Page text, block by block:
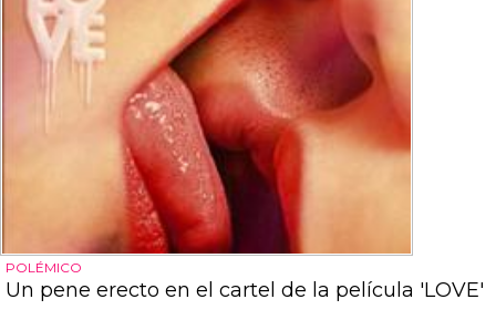
POLÉMICO
Un pene erecto en el cartel de la película 'LOVE'